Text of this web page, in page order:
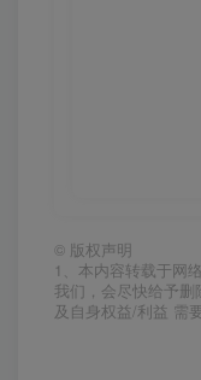
© 版权声明
1、本内容转载于网
我们，会尽快给予
及自身权益/利益 需